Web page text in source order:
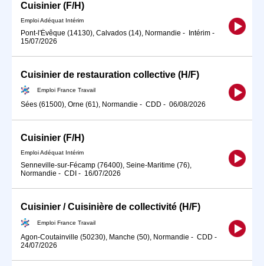
Cuisinier (F/H)
Emploi Adéquat Intérim
Pont-l'Évêque (14130), Calvados (14), Normandie - Intérim -
15/07/2026
Cuisinier de restauration collective (H/F)
Emploi France Travail
Sées (61500), Orne (61), Normandie - CDD - 06/08/2026
Cuisinier (F/H)
Emploi Adéquat Intérim
Senneville-sur-Fécamp (76400), Seine-Maritime (76),
Normandie - CDI - 16/07/2026
Cuisinier / Cuisinière de collectivité (H/F)
Emploi France Travail
Agon-Coutainville (50230), Manche (50), Normandie - CDD -
24/07/2026